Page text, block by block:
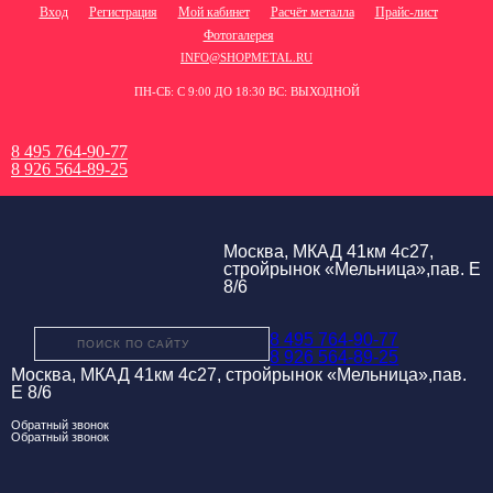
Вход Регистрация Мой кабинет Расчёт металла
Прайс-лист
Фотогалерея
INFO@SHOPMETAL.RU
ПН-СБ: С 9:00 ДО 18:30 ВС: ВЫХОДНОЙ
8 495 764-90-77
8 926 564-89-25
Москва, МКАД 41км 4с27,
стройрынок «Мельница»,пав. Е
8/6
8 495 764-90-77
8 926 564-89-25
Москва, МКАД 41км 4с27, стройрынок «Мельница»,пав.
Е 8/6
Обратный звонок
Обратный звонок